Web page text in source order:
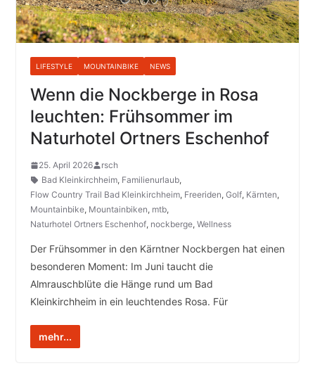
LIFESTYLE MOUNTAINBIKE NEWS
Wenn die Nockberge in Rosa
leuchten: Frühsommer im
Naturhotel Ortners Eschenhof
25. April 2026
rsch
Bad Kleinkirchheim, Familienurlaub,
Flow Country Trail Bad Kleinkirchheim, Freeriden, Golf, Kärnten,
Mountainbike, Mountainbiken, mtb,
Naturhotel Ortners Eschenhof, nockberge, Wellness
Der Frühsommer in den Kärntner Nockbergen hat einen
besonderen Moment: Im Juni taucht die
Almrauschblüte die Hänge rund um Bad
Kleinkirchheim in ein leuchtendes Rosa. Für
mehr...